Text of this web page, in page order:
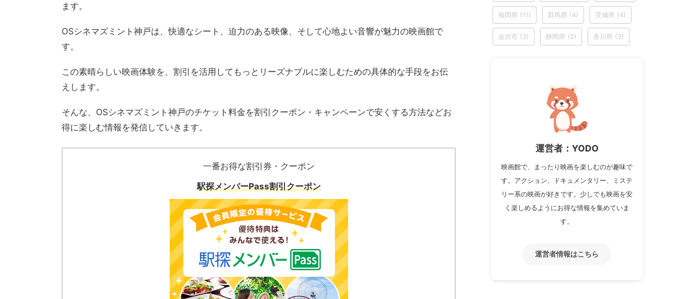
ます。
OSシネマズミント神戸は、快適なシート、迫力のある映像、そして心地よい音響が魅力の映画館で
す。
この素晴らしい映画体験を、割引を活用してもっとリーズナブルに楽しむための具体的な手段をお伝
えします。
そんな、OSシネマズミント神戸のチケット料金を割引クーポン・キャンペーンで安くする方法などお
得に楽しむ情報を発信していきます。
一番お得な割引券・クーポン
駅探メンバーPass割引クーポン
福岡県 (11) 群馬県 (4) 茨城県 (4)
金沢市 (3) 静岡県 (2) 香川県 (3)
運営者：YODO
映画館で、まったり映画を楽しむのが趣味で
す。アクション、ドキュメンタリー、ミステ
リー系の映画が好きです。少しでも映画を安
く楽しめるようにお得な情報を集めていま
す。
運営者情報はこちら